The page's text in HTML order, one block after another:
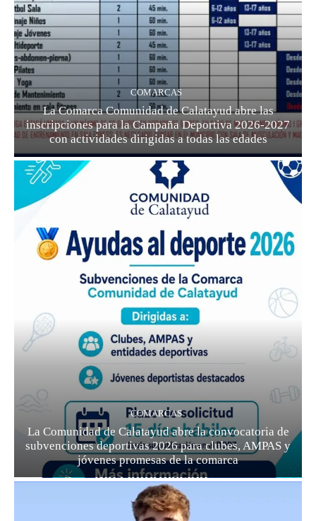
COMARCAS
La Comarca Comunidad de Calatayud abre las
inscripciones para la Campaña Deportiva 2026-2027
con actividades dirigidas a todas las edades
COMARCAS
La Comunidad de Calatayud abre la convocatoria de
subvenciones deportivas 2026 para clubes, AMPAS y
jóvenes promesas de la comarca